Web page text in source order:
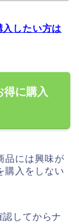
したい方は
に購入
品には興味が
購入をしない
してからナ